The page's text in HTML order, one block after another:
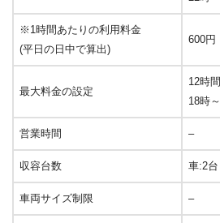
※1時間あたりの利用料金
(平日の日中で算出)
600円
最大料金の設定
12時
18時
営業時間 –
収容台数 車:2台
車両サイズ制限 –